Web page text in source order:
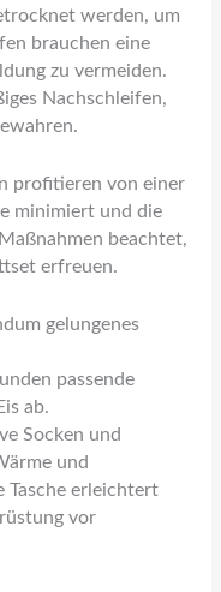
werden, um
brauchen eine
zu vermeiden.
Nachschleifen,
profitieren von einer
minimiert und die
beachtet,
erfreuen.
gelungenes
passende
ab.
Socken und
und
Tasche erleichtert
vor